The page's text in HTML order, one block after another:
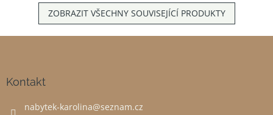
ZOBRAZIT VŠECHNY SOUVISEJÍCÍ PRODUKTY
Kontakt
nabytek-karolina@seznam.cz